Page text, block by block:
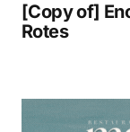
[Copy of]
Rotes